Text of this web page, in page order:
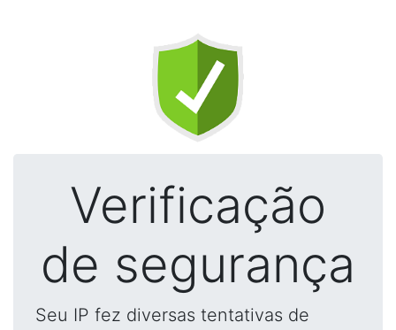
Verificação
de segurança
Seu IP fez diversas tentativas de